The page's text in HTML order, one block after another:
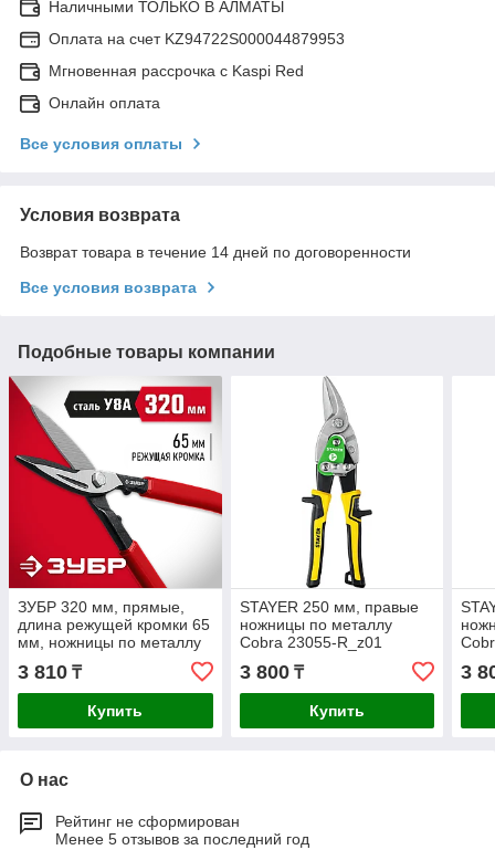
Наличными ТОЛЬКО В АЛМАТЫ
Оплата на счет KZ94722S000044879953
Мгновенная рассрочка с Kaspi Red
Онлайн оплата
Все условия оплаты
Условия возврата
Возврат товара в течение 14 дней по договоренности
Все условия возврата
Подобные товары компании
ЗУБР 320 мм, прямые,
длина режущей кромки 65
мм, ножницы по металлу
23015-32_z02
3 810 ₸
Купить
STAYER 250 мм, правые
ножницы по металлу
Cobra 23055-R_z01
3 800₸
Купить
3
О нас
Рейтинг не сформирован
Менее 5 отзывов за последний год